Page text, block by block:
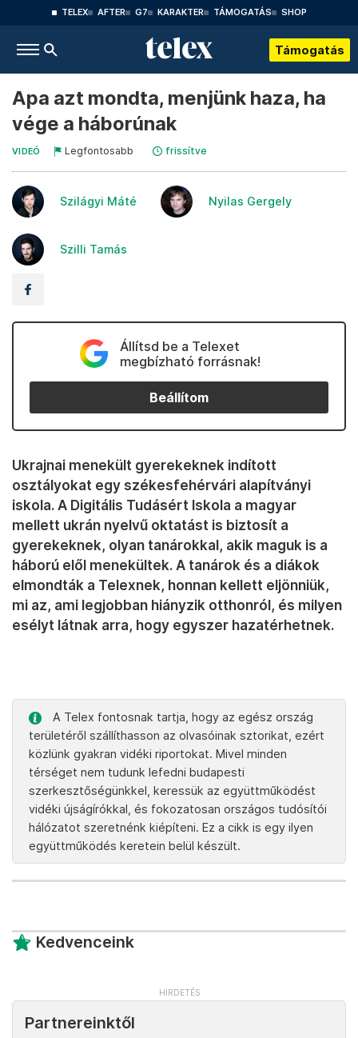
TELEX AFTER G7 KARAKTER TÁMOGATÁS SHOP
Támogatás
Apa azt mondta, menjünk haza, ha
vége a háborúnak
VIDEÓ Legfontosabb frissítve
Szilágyi Máté Nyilas Gergely
Szilli Tamás
Állítsd be a Telexet
megbízható forrásnak!
Beállítom
Ukrajnai menekült gyerekeknek indított
osztályokat egy székesfehérvári alapítványi
iskola. A Digitális Tudásért Iskola a magyar
mellett ukrán nyelvű oktatást is biztosít a
gyerekeknek, olyan tanárokkal, akik maguk is a
háború elől menekültek. A tanárok és a diákok
elmondták a Telexnek, honnan kellett eljönniük,
mi az, ami legjobban hiányzik otthonról, és milyen
esélyt látnak arra, hogy egyszer hazatérhetnek.
A Telex fontosnak tartja, hogy az egész ország
területéről szállíthasson az olvasóinak sztorikat, ezért
közlünk gyakran vidéki riportokat. Mivel minden
térséget nem tudunk lefedni budapesti
szerkesztőségünkkel, keressük az együttműködést
vidéki újságírókkal, és fokozatosan országos tudósítói
hálózatot szeretnénk kiépíteni. Ez a cikk is egy ilyen
együttműködés keretein belül készült.
Kedvenceink
Partnereinktől